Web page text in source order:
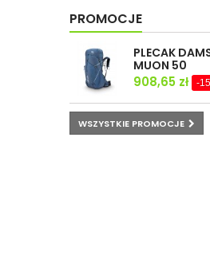
PROMOCJE
PLECAK
MUON 50
908,65 zł -
WSZYSTKIE PROMOCJE